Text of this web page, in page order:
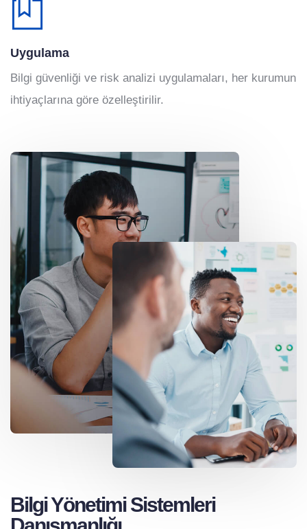
Uygulama
Bilgi güvenliği ve risk analizi uygulamaları, her kurumun
ihtiyaçlarına göre özelleştirilir.
Bilgi Yönetimi Sistemleri